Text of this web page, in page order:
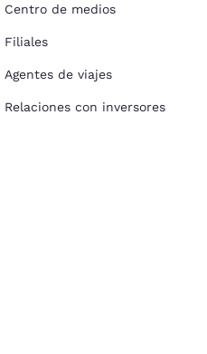
Centro de medios
Filiales
Agentes de viajes
Relaciones con inversores